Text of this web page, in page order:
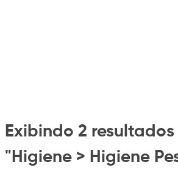
Exibindo 2
"Higiene > Higiene